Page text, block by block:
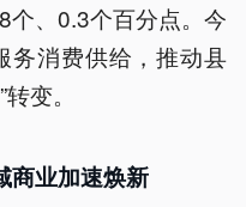
个、0.3个百分点。今
务消费供给，推动县
变。
商业加速焕新